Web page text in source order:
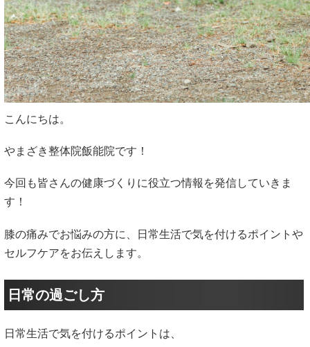
こんにちは。
やまざき整体院飯能院です！
今回も皆さんの健康づくりに役立つ情報を発信していきま
す！
膝の痛みでお悩みの方に、日常生活で気を付けるポイントや
セルフケアをお伝えします。
日常の過ごし方
日常生活で気を付けるポイントは、